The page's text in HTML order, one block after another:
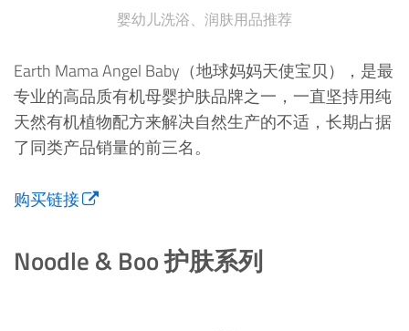
婴幼儿洗浴、润肤用品推荐
Earth Mama Angel Baby（地球妈妈天使宝贝），是最
专业的高品质有机母婴护肤品牌之一，一直坚持用纯
天然有机植物配方来解决自然生产的不适，长期占据
了同类产品销量的前三名。
购买链接
Noodle & Boo 护肤系列